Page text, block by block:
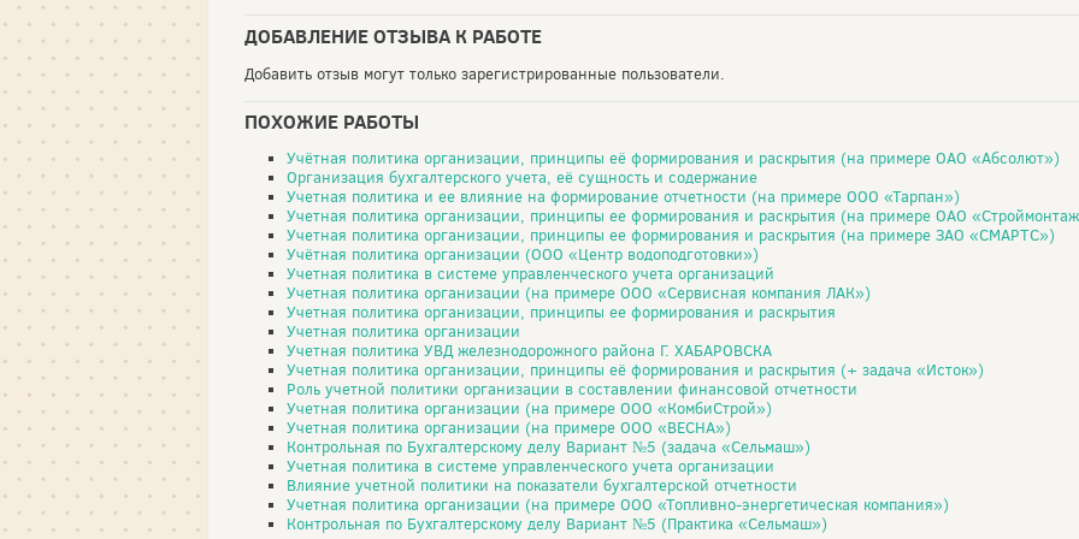
ДОБАВЛЕНИЕ ОТЗЫВА К РАБОТЕ
Добавить отзыв могут только зарегистрированные пользователи.
ПОХОЖИЕ РАБОТЫ
Учётная политика организации, принципы её формирования и раскрытия (на примере ОАО «Абсолют»)
Организация бухгалтерского учета, её сущность и содержание
Учетная политика и ее влияние на формирование отчетности (на примере ООО «Тарпан»)
Учетная политика организации, принципы ее формирования и раскрытия (на примере ОАО
Учетная политика организации, принципы ее формирования и раскрытия (на примере ЗАО «СМАРТС»)
Учётная политика организации (ООО «Центр водоподготовки»)
Учетная политика в системе управленческого учета организаций
Учетная политика организации (на примере ООО «Сервисная компания ЛАК»)
Учетная политика организации, принципы ее формирования и раскрытия
Учетная политика организации
Учетная политика УВД железнодорожного района Г. ХАБАРОВСКА
Учетная политика организации, принципы её формирования и раскрытия (+ задача «Исток»)
Роль учетной политики организации в составлении финансовой отчетности
Учетная политика организации (на примере ООО «КомбиСтрой»)
Учетная политика организации (на примере ООО «ВЕСНА»)
Контрольная по Бухгалтерскому делу Вариант №5 (задача «Сельмаш»)
Учетная политика в системе управленческого учета организации
Влияние учетной политики на показатели бухгалтерской отчетности
Учетная политика организации (на примере ООО «Топливно-энергетическая компания»)
Контрольная по Бухгалтерскому делу Вариант №5 (Практика «Сельмаш»)